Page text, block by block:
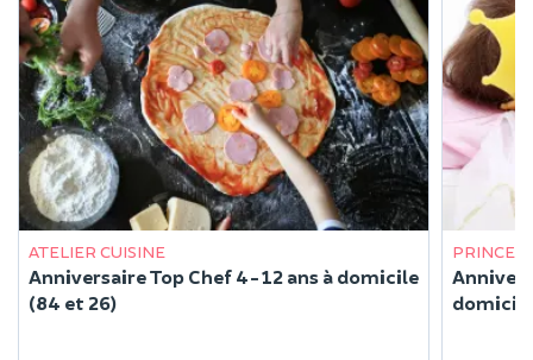
ATELIER CUISINE
Anniversaire Top Chef 4-12 ans à domicile
(84 et 26)